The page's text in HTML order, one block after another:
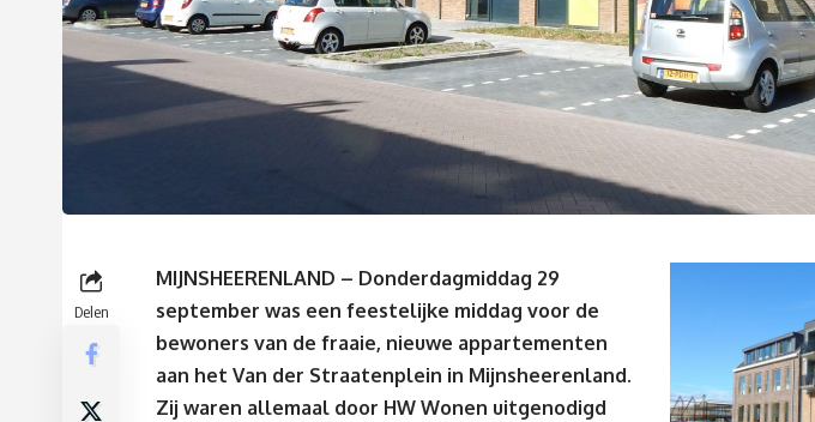
Delen
MIJNSHEERENLAND – Donderdagmiddag 29
september was een feestelijke middag voor de
bewoners van de fraaie, nieuwe appartementen
aan het Van der Straatenplein in Mijnsheerenland.
Zij waren allemaal door HW Wonen uitgenodigd